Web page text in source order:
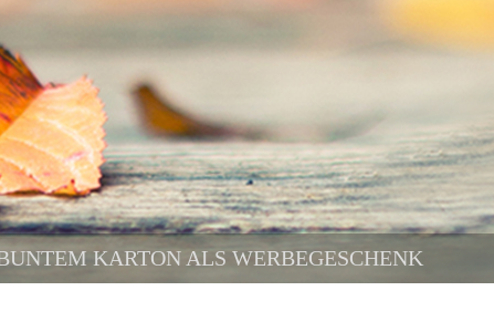
KARTON ALS WERBEGESCHENK